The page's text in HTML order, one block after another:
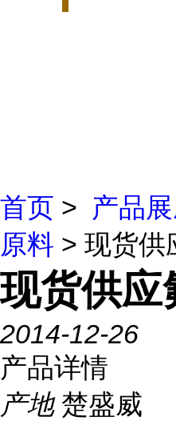
首页 > 产品
原料 > 现货供
现货供应
2014-12-26
产品详情
产地 楚盛威